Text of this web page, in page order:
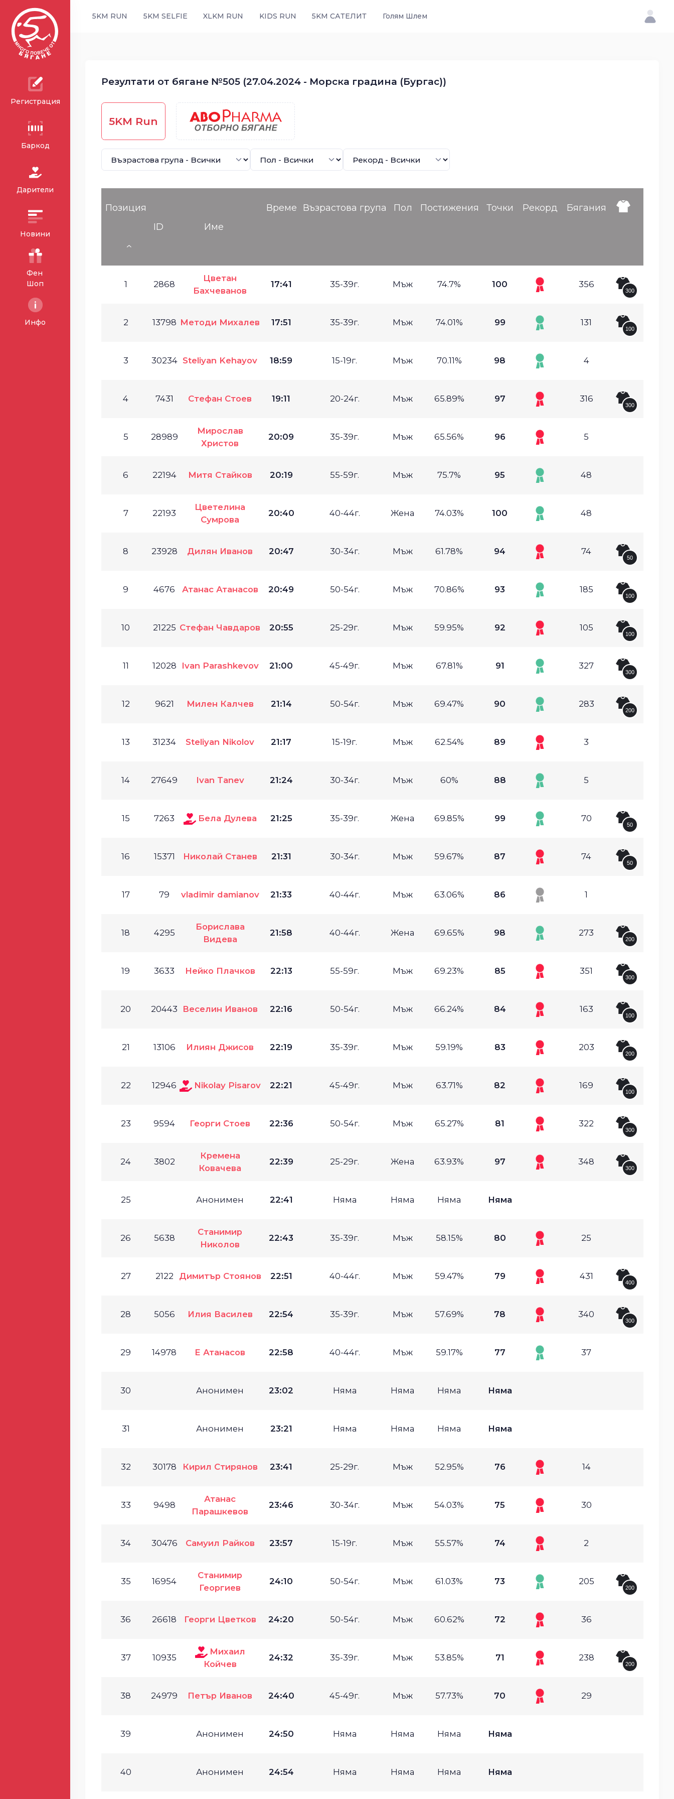
Регистрация
Баркод
Дарители
Новини
Фен
Шоп
Инфо
5KM RUN 5KM SELFIE XLKM RUN KIDS RUN 5KM САТЕЛИТ Голям Шлем
Резултати от бягане №505 (27.04.2024 - Морска градина (Бургас))
5KM Run
Позиция
ID
Име
Време Възрастова група Пол Постижения Точки Рекорд Бягания
1 2868
Цветан
Бахчеванов
17:41 35-39г. Мъж 74.7% 100 356
300
2 13798 Методи Михалев 17:51 35-39г. Мъж 74.01% 99 131
100
3 30234 Steliyan Kehayov 18:59 15-19г. Мъж 70.11% 98 4
4 7431 Стефан Стоев 19:11 20-24г. Мъж 65.89% 97 316
300
5 28989
Мирослав
Христов
20:09 35-39г. Мъж 65.56% 96 5
6 22194 Митя Стайков 20:19 55-59г. Мъж 75.7% 95 48
7 22193
Цветелина
Сумрова
20:40 40-44г. Жена 74.03% 100 48
8 23928 Дилян Иванов 20:47 30-34г. Мъж 61.78% 94 74
50
9 4676 Атанас Атанасов 20:49 50-54г. Мъж 70.86% 93 185
100
10 21225 Стефан Чавдаров 20:55 25-29г. Мъж 59.95% 92 105
100
11 12028 Ivan Parashkevov 21:00 45-49г. Мъж 67.81% 91 327
300
12 9621 Милен Калчев 21:14 50-54г. Мъж 69.47% 90 283
200
13 31234 Steliyan Nikolov 21:17 15-19г. Мъж 62.54% 89 3
14 27649 Ivan Tanev 21:24 30-34г. Мъж 60% 88 5
15 7263 Бела Дулева 21:25 35-39г. Жена 69.85% 99 70
50
16 15371 Николай Станев 21:31 30-34г. Мъж 59.67% 87 74
50
17 79 vladimir damianov 21:33 40-44г. Мъж 63.06% 86 1
18 4295
Борислава
Видева
21:58 40-44г. Жена 69.65% 98 273
200
19 3633 Нейко Плачков 22:13 55-59г. Мъж 69.23% 85 351
300
20 20443 Веселин Иванов 22:16 50-54г. Мъж 66.24% 84 163
100
21 13106 Илиян Джисов 22:19 35-39г. Мъж 59.19% 83 203
200
22 12946 Nikolay Pisarov 22:21 45-49г. Мъж 63.71% 82 169
100
23 9594 Георги Стоев 22:36 50-54г. Мъж 65.27% 81 322
300
24 3802
Кремена
Ковачева
22:39 25-29г. Жена 63.93% 97 348
300
25 Анонимен 22:41 Няма Няма Няма Няма
26 5638
Станимир
Николов
22:43 35-39г. Мъж 58.15% 80 25
27 2122 Димитър Стоянов 22:51 40-44г. Мъж 59.47% 79 431
400
28 5056 Илия Василев 22:54 35-39г. Мъж 57.69% 78 340
300
29 14978 Е Атанасов 22:58 40-44г. Мъж 59.17% 77 37
30 Анонимен 23:02 Няма Няма Няма Няма
31 Анонимен 23:21 Няма Няма Няма Няма
32 30178 Кирил Стирянов 23:41 25-29г. Мъж 52.95% 76 14
33 9498
Атанас
Парашкевов
23:46 30-34г. Мъж 54.03% 75 30
34 30476 Самуил Райков 23:57 15-19г. Мъж 55.57% 74 2
35 16954
Станимир
Георгиев
24:10 50-54г. Мъж 61.03% 73 205
200
36 26618 Георги Цветков 24:20 50-54г. Мъж 60.62% 72 36
37 10935
Михаил
Койчев
24:32 35-39г. Мъж 53.85% 71 238
200
38 24979 Петър Иванов 24:40 45-49г. Мъж 57.73% 70 29
39 Анонимен 24:50 Няма Няма Няма Няма
40 Анонимен 24:54 Няма Няма Няма Няма